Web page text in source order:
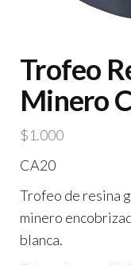
Trofeo
Minero
$1.000
CA20
Trofeo de resina
minero
blanca.